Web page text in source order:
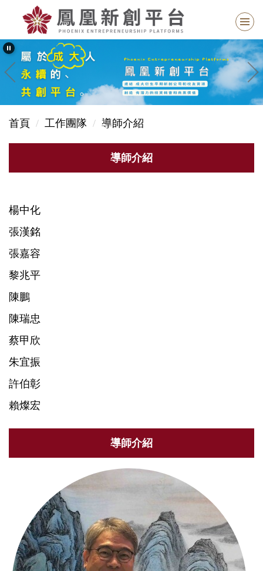
主
要
內
區
塊
首頁 工作團隊 導師介紹
導師介紹
楊中化
張漢銘
張嘉容
黎兆平
陳鵬
陳瑞忠
蔡甲欣
朱宜振
許伯彰
賴燦宏
導師介紹